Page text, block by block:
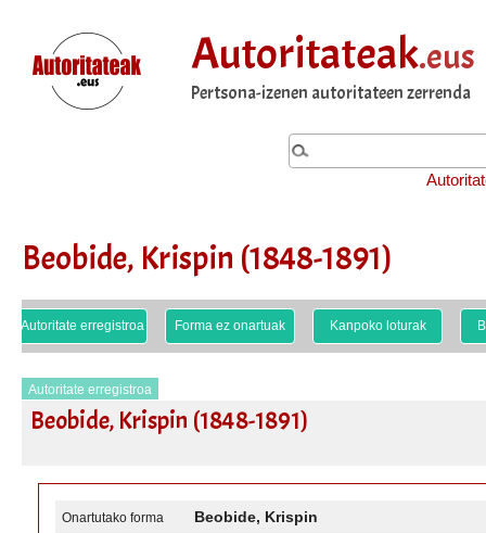
Autoritateak.eus
Pertsona-izenen autoritateen zerrenda
Beobide, Krispin (1848-1891)
Autoritate erregistroa Forma ez onartuak Kanpoko loturak
Autoritate erregistroa
Beobide, Krispin (1848-1891)
Onartutako forma Beobide, Krispin